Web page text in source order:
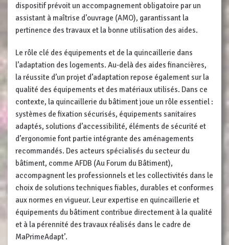
dispositif prévoit un accompagnement obligatoire par un
assistant à maîtrise d’ouvrage (AMO), garantissant la
pertinence des travaux et la bonne utilisation des aides.
Le rôle clé des équipements et de la quincaillerie dans
l’adaptation des logements. Au-delà des aides financières,
la réussite d’un projet d’adaptation repose également sur la
qualité des équipements et des matériaux utilisés. Dans ce
contexte, la quincaillerie du bâtiment joue un rôle essentiel :
systèmes de fixation sécurisés, équipements sanitaires
adaptés, solutions d’accessibilité, éléments de sécurité et
d’ergonomie font partie intégrante des aménagements
recommandés. Des acteurs spécialisés du secteur du
bâtiment, comme AFDB (Au Forum du Bâtiment),
accompagnent les professionnels et les collectivités dans le
choix de solutions techniques fiables, durables et conformes
aux normes en vigueur. Leur expertise en quincaillerie et
équipements du bâtiment contribue directement à la qualité
et à la pérennité des travaux réalisés dans le cadre de
MaPrimeAdapt’.